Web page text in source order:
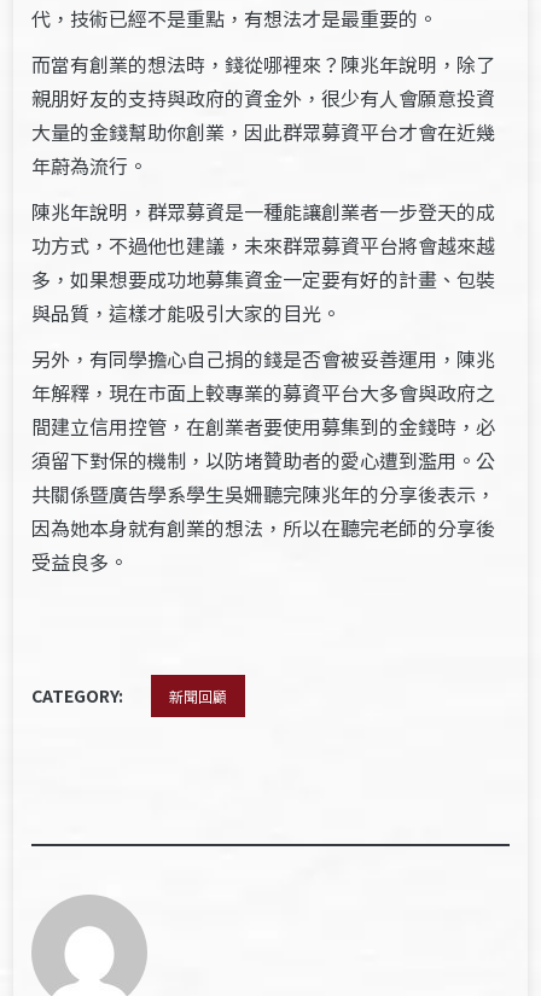
代，技術已經不是重點，有想法才是最重要的。
而當有創業的想法時，錢從哪裡來？陳兆年說明，除了
親朋好友的支持與政府的資金外，很少有人會願意投資
大量的金錢幫助你創業，因此群眾募資平台才會在近幾
年蔚為流行。
陳兆年說明，群眾募資是一種能讓創業者一步登天的成
功方式，不過他也建議，未來群眾募資平台將會越來越
多，如果想要成功地募集資金一定要有好的計畫、包裝
與品質，這樣才能吸引大家的目光。
另外，有同學擔心自己捐的錢是否會被妥善運用，陳兆
年解釋，現在市面上較專業的募資平台大多會與政府之
間建立信用控管，在創業者要使用募集到的金錢時，必
須留下對保的機制，以防堵贊助者的愛心遭到濫用。公
共關係暨廣告學系學生吳姍聽完陳兆年的分享後表示，
因為她本身就有創業的想法，所以在聽完老師的分享後
受益良多。
CATEGORY: 新聞回顧